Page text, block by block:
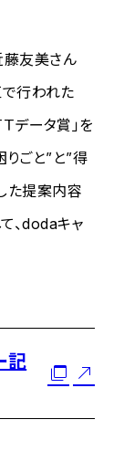
友美さん
行われた
データ賞」を
ごと”と”得
た提案内容
、dodaキャ
記